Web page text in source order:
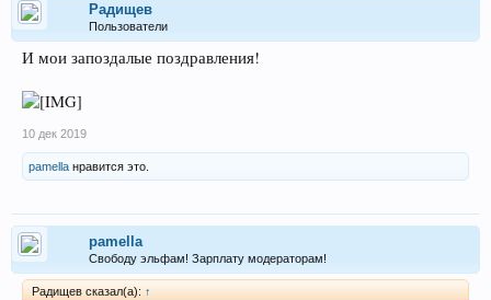
Радищев
Пользователи
И мои запоздалые поздравления!
10 дек 2019
pamella нравится это.
pamella
Свободу эльфам! Зарплату модераторам!
Радищев сказал(а): ↑